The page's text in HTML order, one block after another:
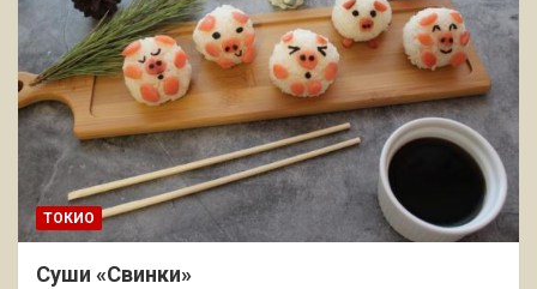
ТОКИО
Суши «Свинки»